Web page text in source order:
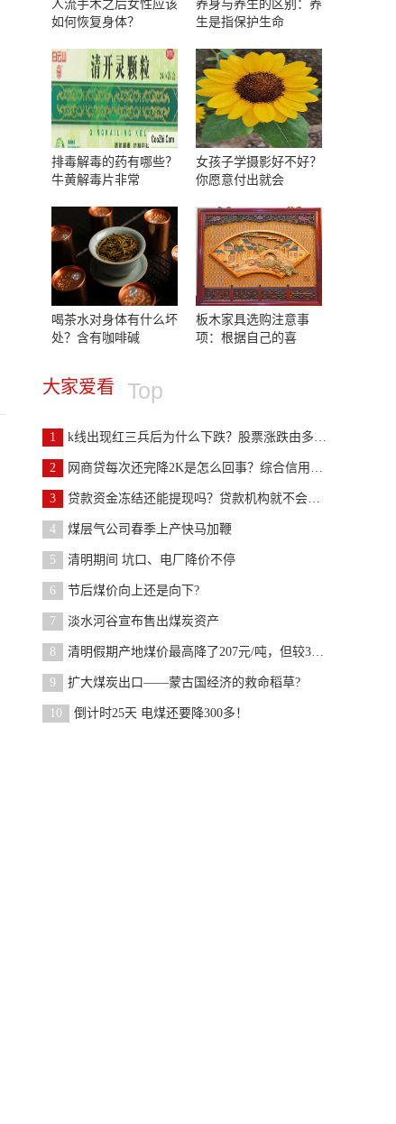
人流手术之后女性应该
如何恢复身体？
养身与养生的区别：养
生是指保护生命
排毒解毒的药有哪些？
牛黄解毒片非常
女孩子学摄影好不好？
你愿意付出就会
喝茶水对身体有什么坏
处？含有咖啡碱
板木家具选购注意事
项：根据自己的喜
大家爱看 Top
1 k线出现红三兵后为什么下跌？股票涨跌由多方面因素
2 网商贷每次还完降2K是怎么回事？综合信用评分有所下
3 贷款资金冻结还能提现吗？贷款机构就不会放款提不了
4 煤层气公司春季上产快马加鞭
5 清明期间 坑口、电厂降价不停
6 节后煤价向上还是向下?
7 淡水河谷宣布售出煤炭资产
8 清明假期产地煤价最高降了207元/吨，但较3月初仍高
9 扩大煤炭出口——蒙古国经济的救命稻草?
10 倒计时25天 电煤还要降300多！